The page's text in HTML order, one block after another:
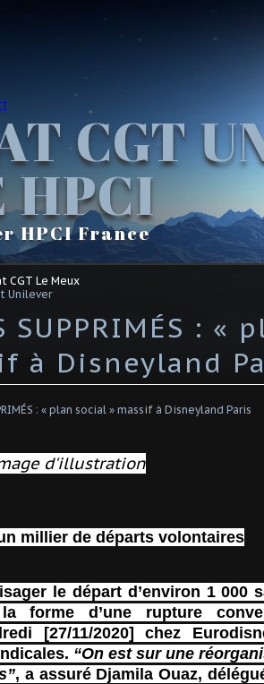
CGT
HPCI
HPCI France
CGT Le Meux
Unilever
SUPPRIMÉS : «
à Disneyland
d'illustration
millier de départs volontaires
le départ d’environ 1 000
forme d’une rupture
[27/11/2020] chez
“On est sur une
, a assuré Djamila Ouaz,